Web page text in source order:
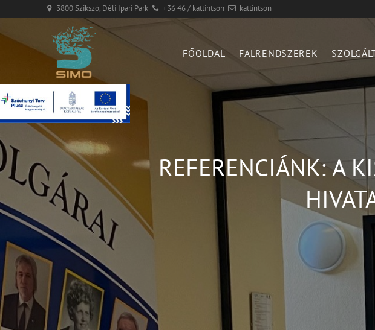
3800 Szikszó, Déli Ipari Park +36 46 / kattintson kattintson
FŐOLDAL FALRENDSZEREK
REFERENCIÁNK: A